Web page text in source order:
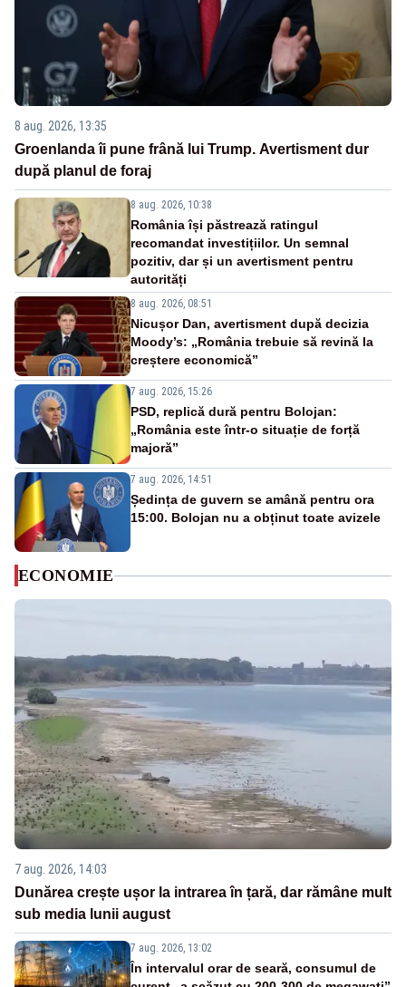
8 aug. 2026, 13:35
Groenlanda îi pune frână lui Trump. Avertisment dur
după planul de foraj
8 aug. 2026, 10:38
România își păstrează ratingul
recomandat investițiilor. Un semnal
pozitiv, dar și un avertisment pentru
autorități
8 aug. 2026, 08:51
Nicușor Dan, avertisment după decizia
Moody’s: „România trebuie să revină la
creștere economică”
7 aug. 2026, 15:26
PSD, replică dură pentru Bolojan:
„România este într-o situație de forță
majoră”
7 aug. 2026, 14:51
Ședința de guvern se amână pentru ora
15:00. Bolojan nu a obținut toate avizele
ECONOMIE
7 aug. 2026, 14:03
Dunărea crește ușor la intrarea în țară, dar rămâne mult
sub media lunii august
7 aug. 2026, 13:02
În intervalul orar de seară, consumul de